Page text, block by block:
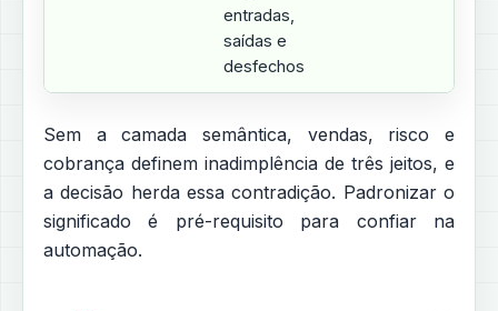
entradas,
saídas e
desfechos
Sem a camada semântica, vendas, risco e
cobrança definem inadimplência de três jeitos, e
a decisão herda essa contradição. Padronizar o
significado é pré-requisito para confiar na
automação.